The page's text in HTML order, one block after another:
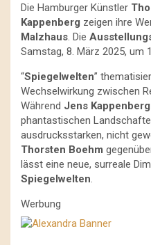
Die Hamburger Künstler
Kappenberg zeigen ihre
Malzhaus. Die
Samstag, 8. März 2025, um
“Spiegelwelten”
Wechselwirkung zwischen
Während Jens Kappenberg
phantastischen
ausdrucksstarken, nicht
Thorsten Boehm
lässt eine neue, surreale
Spiegelwelten.
Werbung